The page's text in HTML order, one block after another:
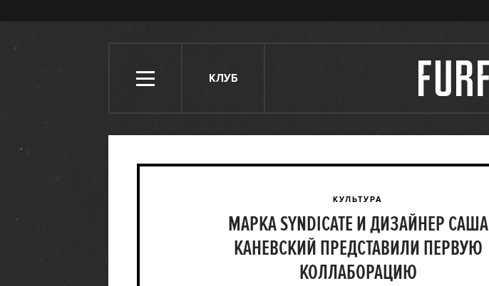
КЛУБ
КУЛЬТУРА
МАРКА SYNDICATE И ДИЗАЙНЕР САША
КАНЕВСКИЙ ПРЕДСТАВИЛИ ПЕРВУЮ
КОЛЛАБОРАЦИЮ